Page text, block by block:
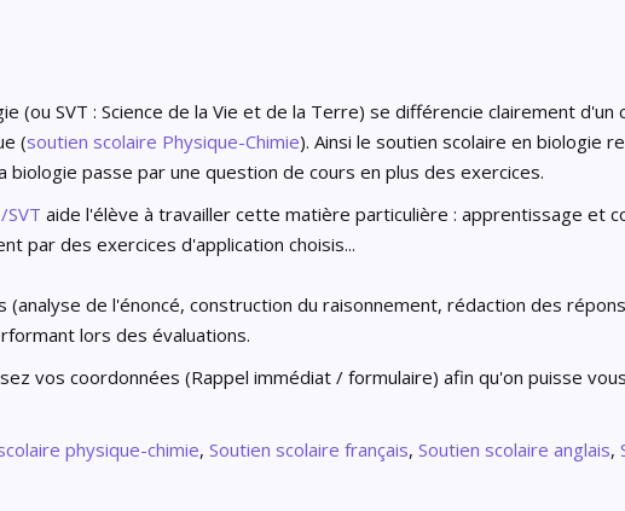
SVT : Science de la Vie et de la Terre) se différencie clairement d'un
(soutien scolaire Physique-Chimie). Ainsi le soutien scolaire en biologie
passe par une question de cours en plus des exercices.
aide l'élève à travailler cette matière particulière : apprentissage et
par des exercices d'application choisis...
de l'énoncé, construction du raisonnement, rédaction des
lors des évaluations.
vos coordonnées (Rappel immédiat / formulaire) afin qu'on puisse
physique-chimie, Soutien scolaire français, Soutien scolaire anglais,